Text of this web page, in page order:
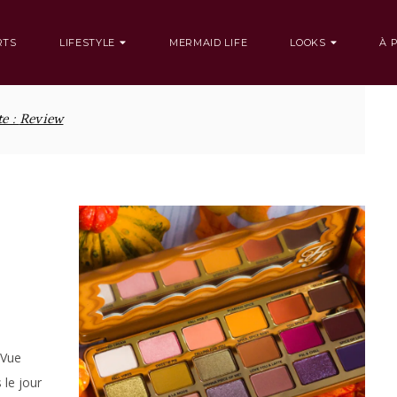
LIFESTYLE MERMAID LIFE LOOKS À
: Review
le jour